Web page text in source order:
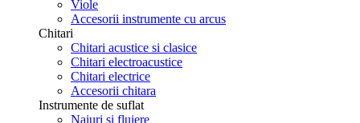
Viole
Accesorii instrumente cu arcus
Chitari
Chitari acustice si clasice
Chitari electroacustice
Chitari electrice
Accesorii chitara
Instrumente de suflat
Naiuri si fluiere